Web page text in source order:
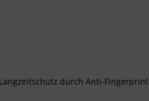
durch Anti-Fingerprint